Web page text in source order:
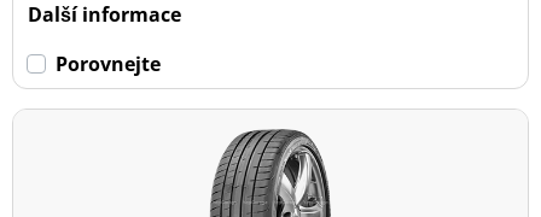
Další informace
Porovnejte